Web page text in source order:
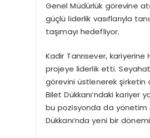
Genel Müdürlük görevine
güçlü liderlik vasıflarıyla
taşımayı hedefliyor.
Kadir Tanrısever,
projeye liderlik etti. Seyahat
görevini üstlenerek şirketin
Bilet Dükkanı’ndaki kariyer
bu pozisyonda da yönetim
Dükkanı’nda yeni bir